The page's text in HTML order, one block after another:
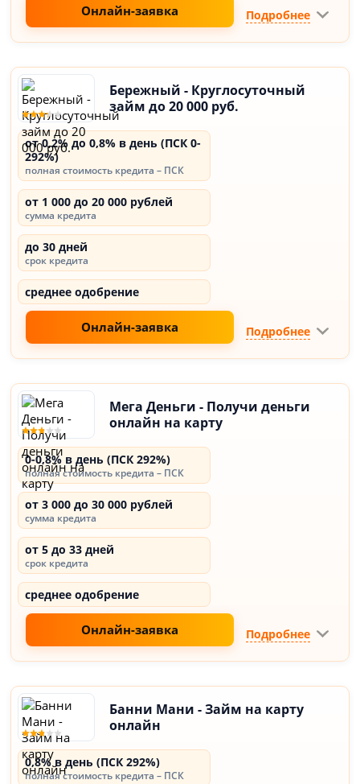
Онлайн-заявка Подробнее
Бережный - Круглосуточный
займ до 20 000 руб.
от 0,2% до 0,8% в день (ПСК 0-
292%)
полная стоимость кредита – ПСК
от 1 000 до 20 000 рублей
сумма кредита
до 30 дней
срок кредита
среднее одобрение
Онлайн-заявка Подробнее
Мега Деньги - Получи деньги
онлайн на карту
0-0,8% в день (ПСК 292%)
полная стоимость кредита – ПСК
от 3 000 до 30 000 рублей
сумма кредита
от 5 до 33 дней
срок кредита
среднее одобрение
Онлайн-заявка Подробнее
Банни Мани - Займ на карту
онлайн
0,8% в день (ПСК 292%)
полная стоимость кредита – ПСК